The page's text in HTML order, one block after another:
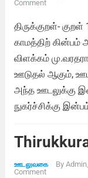
Comment
திருக்குறள்-
காமத்திற் கின்பம்
விளக்கம்
ஊடுதல் ஆகும்,
அந்த ஊடலுக்கு
நுகர்ச்சிக்கு
ஊடலுவகை By
Comment